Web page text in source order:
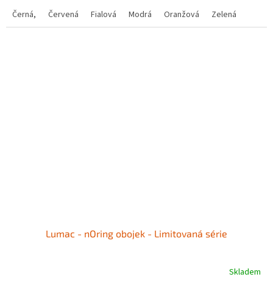
hvězdiček.
Černá,
Červená Fialová Modrá Oranžová Zelená
Lumac - nOring obojek - Limitovaná série
Skladem